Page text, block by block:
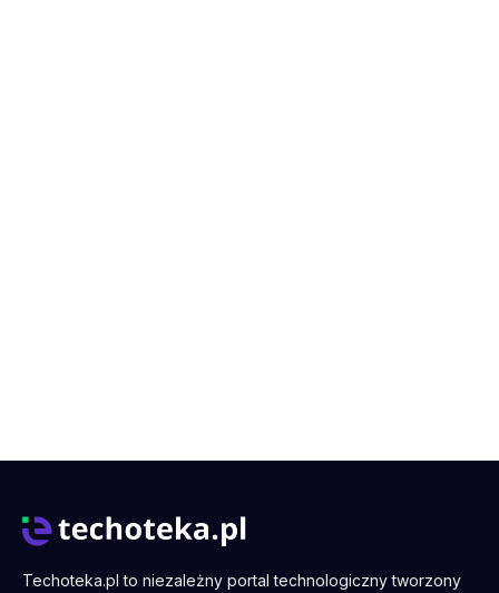
Techoteka.pl to niezależny portal technologiczny tworzony